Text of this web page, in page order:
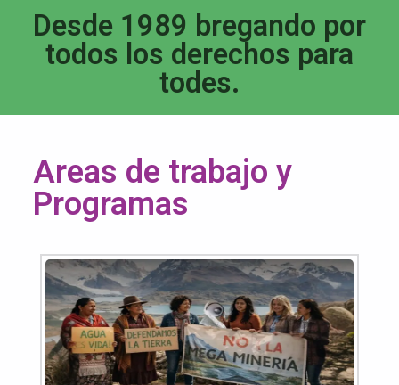
Desde 1989 bregando por
todos los derechos para
todes.
Areas de trabajo y
Programas